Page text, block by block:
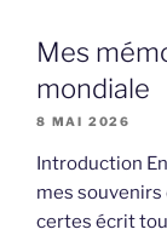
Mes
mondiale
8 MAI 2026
Introduction
mes souvenirs
certes écrit